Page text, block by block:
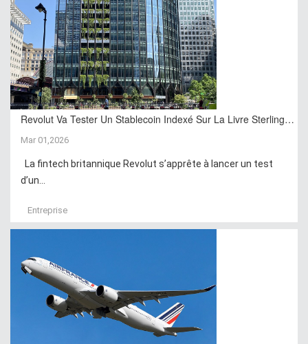
Revolut Va Tester Un Stablecoin Indexé Sur La Livre Sterling…
Mar 01,2026
La fintech britannique Revolut s’apprête à lancer un test
d’un...
Entreprise